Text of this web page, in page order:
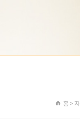
홈 >